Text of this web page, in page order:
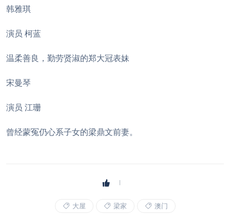
韩雅琪
演员 柯蓝
温柔善良，勤劳贤淑的郑大冠表妹
宋曼琴
演员 江珊
曾经蒙冤仍心系子女的梁鼎文前妻。
大屋 梁家 澳门